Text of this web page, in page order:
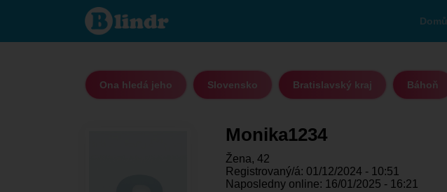
Monika1234
- Ona hledá
jeho
Domů
Ona hledá jeho Slovensko Bratislavský kraj Báhoň
Monika1234
Žena, 42
Registrovaný/á: 01/12/2024 - 10:51
Naposledny online: 16/01/2025 - 16:21